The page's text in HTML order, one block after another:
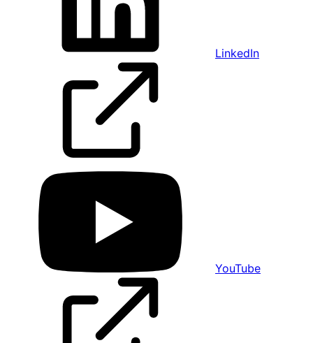
LinkedIn
YouTube